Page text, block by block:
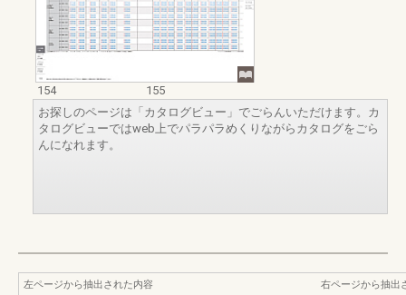
154
155
お探しのページは「カタログビュー」でごらんいただけます。カ
タログビューではweb上でパラパラめくりながらカタログをごら
んになれます。
左ページから抽出された内容
右ページから抽出